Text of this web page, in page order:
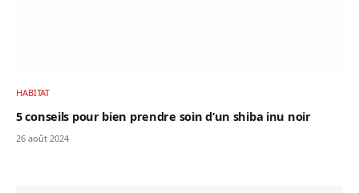
HABITAT
5 conseils pour bien prendre soin d’un shiba inu noir
26 août 2024